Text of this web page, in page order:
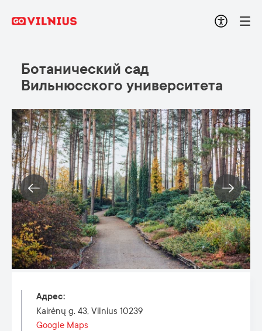
Ботанический сад
Вильнюсского университета
Адрес:
Kairėnų g. 43, Vilnius 10239
Google Maps